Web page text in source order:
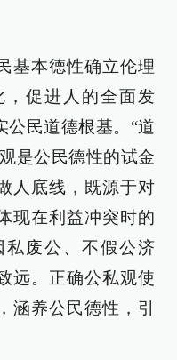
基本德性确立伦理
促进人的全面发
公民道德根基。“道
是公民德性的试金
人底线，既源于对
现在利益冲突时的
废公、不假公济
远。正确公私观使
涵养公民德性，引